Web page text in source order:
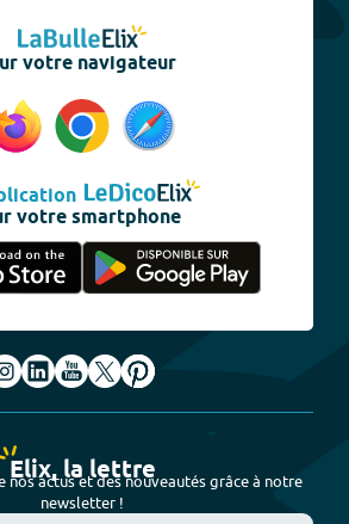
votre navigateur
votre smartphone
Elix, la lettre
nos actus et des nouveautés grâce à notre
newsletter !